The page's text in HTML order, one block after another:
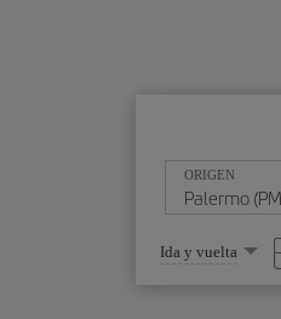
ORIGEN
Seleccione
una
opción
Ida y vuelta